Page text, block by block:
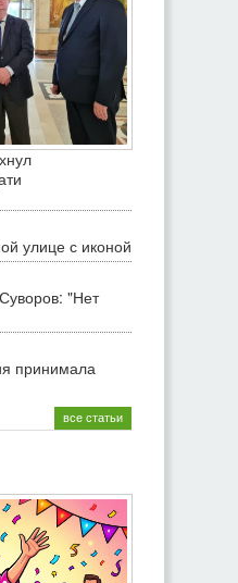
улице с иконой
"Нет
принимала
все статьи